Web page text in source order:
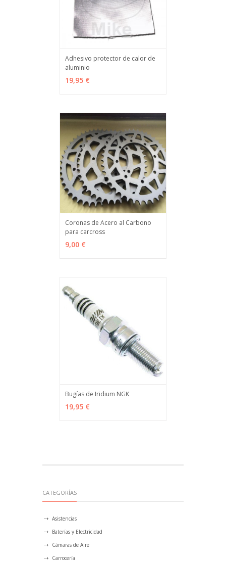
VER OPCIONES
Adhesivo protector de calor de
aluminio
19,95 €
VER OPCIONES
Coronas de Acero al Carbono
para carcross
9,00 €
VER OPCIONES
Bugías de Iridium NGK
19,95 €
CATEGORÍAS
Asistencias
Baterías y Electricidad
Cámaras de Aire
Carrocería